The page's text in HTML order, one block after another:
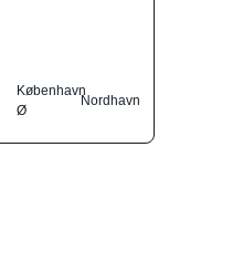
København
Ø
Nordhavn